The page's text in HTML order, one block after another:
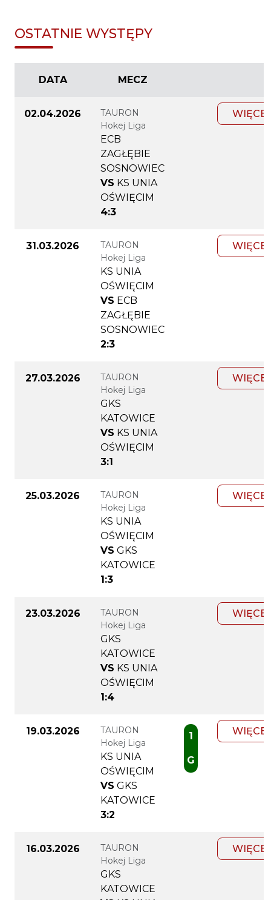
OSTATNIE WYSTĘPY
DATA MECZ
02.04.2026
TAURON
Hokej Liga
ECB
ZAGŁĘBIE
SOSNOWIEC
VS KS UNIA
OŚWIĘCIM
4:3
WIĘCEJ
31.03.2026
TAURON
Hokej Liga
KS UNIA
OŚWIĘCIM
VS ECB
ZAGŁĘBIE
SOSNOWIEC
2:3
WIĘCEJ
27.03.2026
TAURON
Hokej Liga
GKS
KATOWICE
VS KS UNIA
OŚWIĘCIM
3:1
WIĘCEJ
25.03.2026
TAURON
Hokej Liga
KS UNIA
OŚWIĘCIM
VS GKS
KATOWICE
1:3
WIĘCEJ
23.03.2026
TAURON
Hokej Liga
GKS
KATOWICE
VS KS UNIA
OŚWIĘCIM
1:4
WIĘCEJ
19.03.2026
TAURON
Hokej Liga
KS UNIA
OŚWIĘCIM
VS GKS
KATOWICE
3:2
1
G
WIĘCEJ
16.03.2026
TAURON
Hokej Liga
GKS
KATOWICE
WIĘCEJ